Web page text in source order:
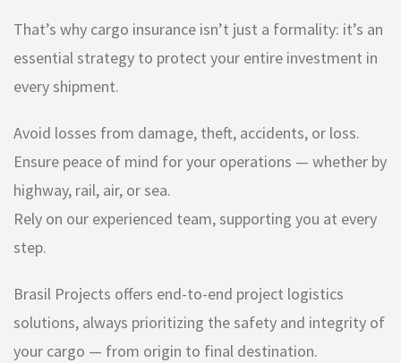
That’s why cargo insurance isn’t just a formality: it’s an
essential strategy to protect your entire investment in
every shipment.
Avoid losses from damage, theft, accidents, or loss.
Ensure peace of mind for your operations — whether by
highway, rail, air, or sea.
Rely on our experienced team, supporting you at every
step.
Brasil Projects offers end-to-end project logistics
solutions, always prioritizing the safety and integrity of
your cargo — from origin to final destination.